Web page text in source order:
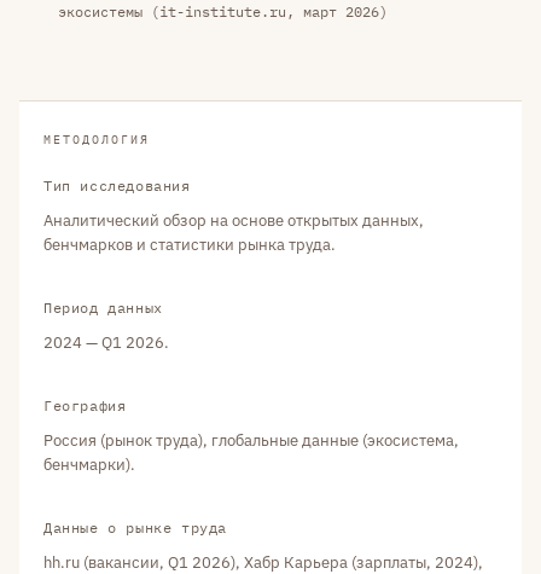
экосистемы (it-institute.ru, март 2026)
МЕТОДОЛОГИЯ
Тип исследования
Аналитический обзор на основе открытых данных,
бенчмарков и статистики рынка труда.
Период данных
2024 — Q1 2026.
География
Россия (рынок труда), глобальные данные (экосистема,
бенчмарки).
Данные о рынке труда
hh.ru (вакансии, Q1 2026), Хабр Карьера (зарплаты, 2024),